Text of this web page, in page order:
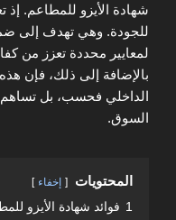
شهادة الأيزو للمطاعم. إذ
للجودة. وهي تهدف إلى
لمعايير محددة تعزز من
بالإضافة إلى ذلك، فإن
الداخلي فحسب، بل
السوق.
المحتويات إخفاء
1 فوائد شهادة الأيزو